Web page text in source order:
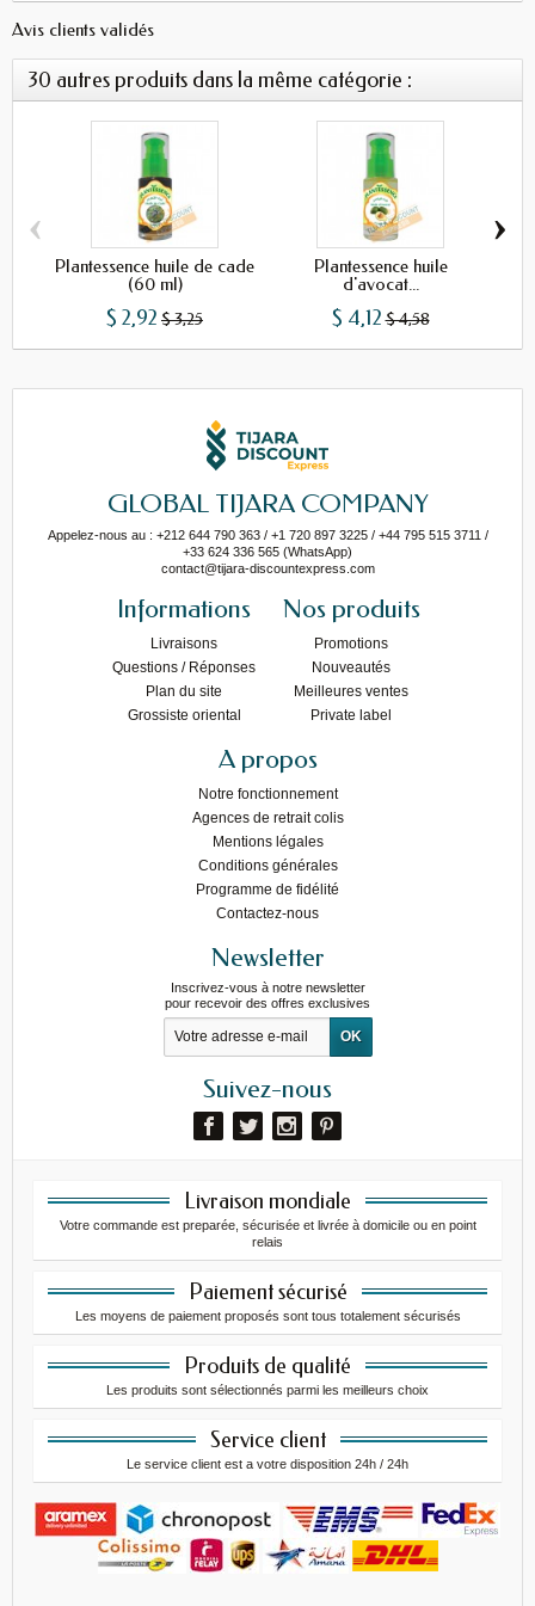
Avis clients validés
30 autres produits dans la même catégorie :
Plantessence huile de cade
(60 ml)
$ 2,92 $ 3,25
Plantessence huile
d'avocat...
$ 4,12 $ 4,58
‹ ›
GLOBAL TIJARA COMPANY
Appelez-nous au : +212 644 790 363 / +1 720 897 3225 / +44 795 515 3711 /
+33 624 336 565 (WhatsApp)
contact@tijara-discountexpress.com
Informations
Livraisons
Questions / Réponses
Plan du site
Grossiste oriental
Nos produits
Promotions
Nouveautés
Meilleures ventes
Private label
A propos
Notre fonctionnement
Agences de retrait colis
Mentions légales
Conditions générales
Programme de fidélité
Contactez-nous
Newsletter
Inscrivez-vous à notre newsletter
pour recevoir des offres exclusives
Suivez-nous
Livraison mondiale
Votre commande est preparée, sécurisée et livrée à domicile ou en point
relais
Paiement sécurisé
Les moyens de paiement proposés sont tous totalement sécurisés
Produits de qualité
Les produits sont sélectionnés parmi les meilleurs choix
Service client
Le service client est a votre disposition 24h / 24h